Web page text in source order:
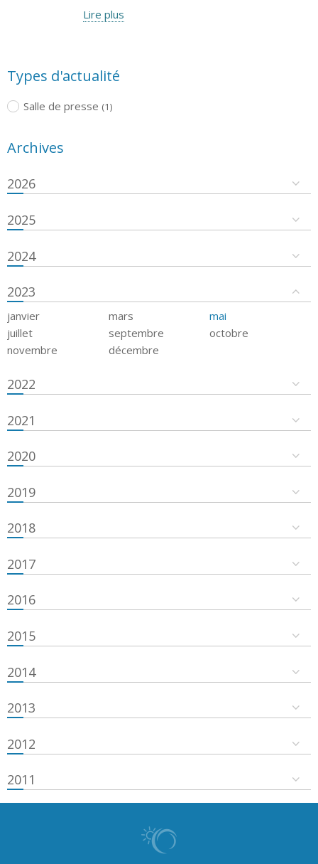
Lire plus
Types d'actualité
Salle de presse (1)
Archives
2026
2025
2024
2023
janvier mars
mai
juillet
septembre
octobre
novembre
décembre
2022
2021
2020
2019
2018
2017
2016
2015
2014
2013
2012
2011